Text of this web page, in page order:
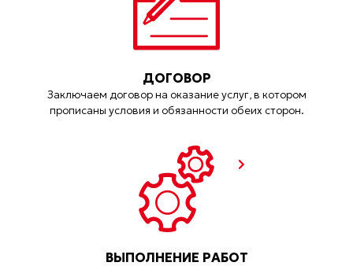
ДОГОВОР
Заключаем договор на оказание услуг, в котором
прописаны условия и обязанности обеих сторон.
ВЫПОЛНЕНИЕ РАБОТ